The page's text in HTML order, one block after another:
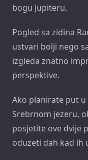
bogu Jupiteru.
Pogled sa zidina
ustvari bolji nego
izgleda znatno
perspektive.
Ako planirate put
Srebrnom jezeru,
posjetite ove dvije
oduzeti dah kad ih